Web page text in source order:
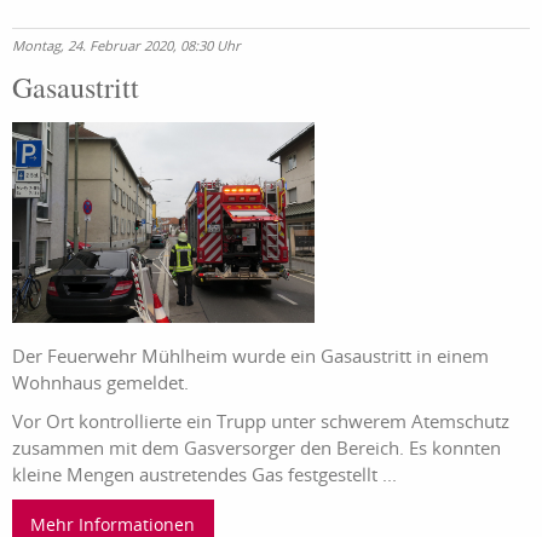
Montag, 24. Februar 2020, 08:30 Uhr
Gasaustritt
Der Feuerwehr Mühlheim wurde ein Gasaustritt in einem
Wohnhaus gemeldet.
Vor Ort kontrollierte ein Trupp unter schwerem Atemschutz
zusammen mit dem Gasversorger den Bereich. Es konnten
kleine Mengen austretendes Gas festgestellt ...
Mehr Informationen